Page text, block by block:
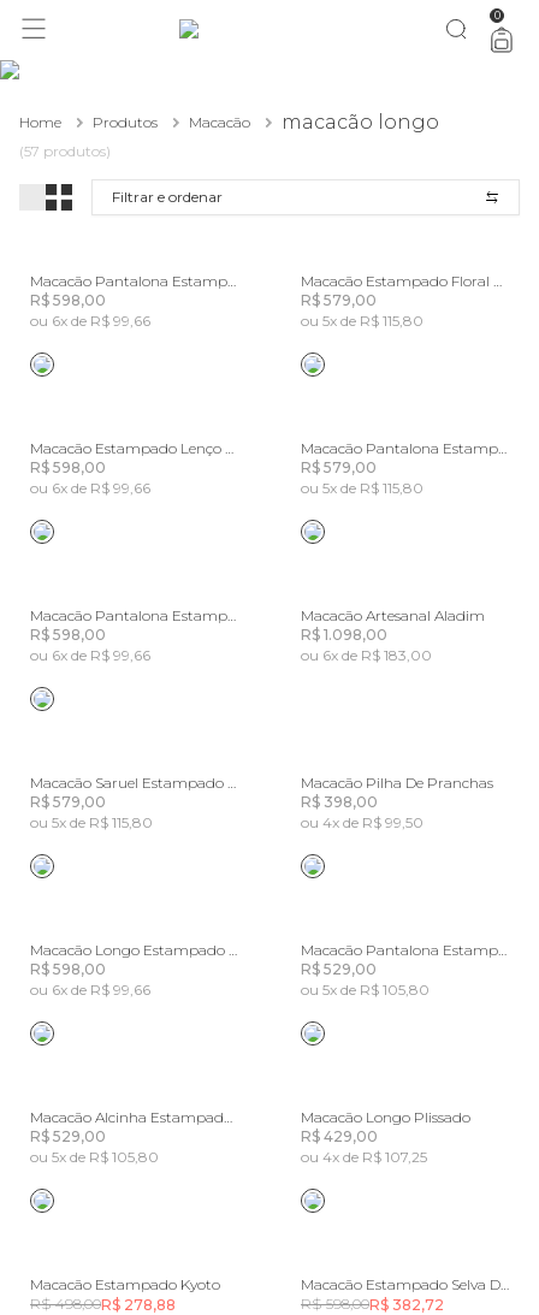
0
Home Produtos Macacão macacão longo
(57 produtos)
Filtrar e ordenar
Macacão Pantalona Estampado Albânia
R$ 598,00
ou 6x de R$ 99,66
Macacão Estampado Floral Doce
R$ 579,00
ou 5x de R$ 115,80
Macacão Estampado Lenço Riviera
R$ 598,00
ou 6x de R$ 99,66
Macacão Pantalona Estampado Florara
R$ 579,00
ou 5x de R$ 115,80
Macacão Pantalona Estampado Flor Do Deserto
R$ 598,00
ou 6x de R$ 99,66
Macacão Artesanal Aladim
R$ 1.098,00
ou 6x de R$ 183,00
Macacão Saruel Estampado Bandana Jardim
R$ 579,00
ou 5x de R$ 115,80
Macacão Pilha De Pranchas
R$ 398,00
ou 4x de R$ 99,50
Macacão Longo Estampado Lenço Maravilha
R$ 598,00
ou 6x de R$ 99,66
Macacão Pantalona Estampado Luna
R$ 529,00
ou 5x de R$ 105,80
Macacão Alcinha Estampado Jardim Boho
R$ 529,00
ou 5x de R$ 105,80
Macacão Longo Plissado
R$ 429,00
ou 4x de R$ 107,25
Macacão Estampado Kyoto
R$ 498,00R$ 278,88
Macacão Estampado Selva De Flor
R$ 598,00R$ 382,72